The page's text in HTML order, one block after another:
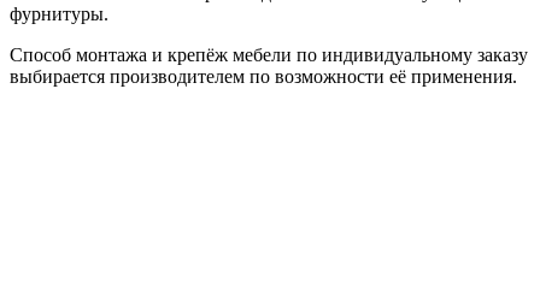
фурнитуры.
Способ монтажа и крепёж мебели по индивидуальному заказу
выбирается производителем по возможности её применения.